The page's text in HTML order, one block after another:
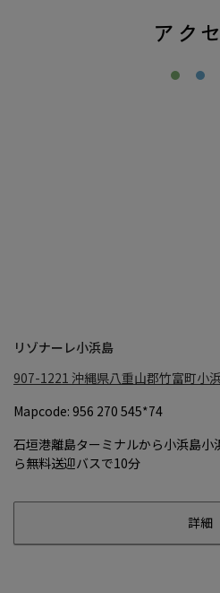
アク
リゾナーレ小浜島
907-1221 沖縄県八重山郡竹富町小
Mapcode: 956 270 545*74
石垣港離島ターミナルから小浜島
ら無料送迎バスで10分
詳細